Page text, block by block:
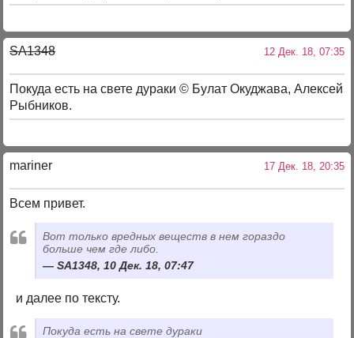
SA1348 12 Дек. 18, 07:35
Покуда есть на свете дураки © Булат Окуджава, Алексей
Рыбников.
mariner 17 Дек. 18, 20:35
Всем привет.
Вот только вредных веществ в нем гораздо
больше чем где либо.
SA1348, 10 Дек. 18, 07:47
и далее по тексту.
Покуда есть на свете дураки